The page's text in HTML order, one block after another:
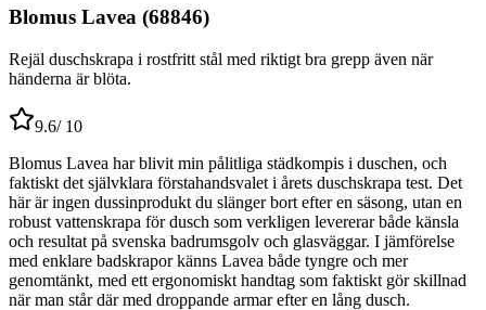
Blomus Lavea (68846)
Rejäl duschskrapa i rostfritt stål med riktigt bra grepp även när
händerna är blöta.
9.6/ 10
Blomus Lavea har blivit min pålitliga städkompis i duschen, och
faktiskt det självklara förstahandsvalet i årets duschskrapa test. Det
här är ingen dussinprodukt du slänger bort efter en säsong, utan en
robust vattenskrapa för dusch som verkligen levererar både känsla
och resultat på svenska badrumsgolv och glasväggar. I jämförelse
med enklare badskrapor känns Lavea både tyngre och mer
genomtänkt, med ett ergonomiskt handtag som faktiskt gör skillnad
när man står där med droppande armar efter en lång dusch.